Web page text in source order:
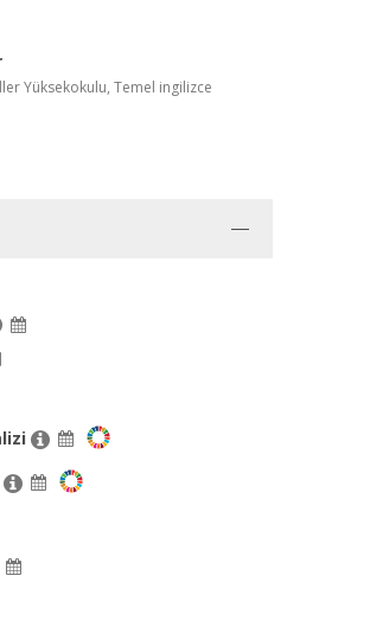
Yüksekokulu, Temel ingilizce